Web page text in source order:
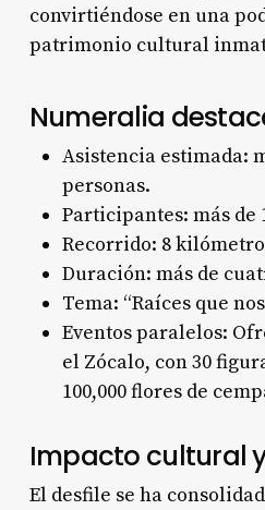
convirtiéndose en una
patrimonio cultural
Numeralia
Asistencia estimada:
personas.
Participantes: más de
Recorrido: 8
Duración: más de
Tema: “Raíces que
Eventos paralelos:
el Zócalo, con 30
100,000 flores de
Impacto cultural
El desfile se ha